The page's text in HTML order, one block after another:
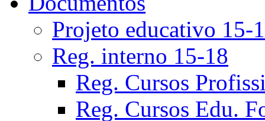
Projeto educativo 15-
Reg. interno 15-18
Reg. Cursos
Reg. Cursos Edu.